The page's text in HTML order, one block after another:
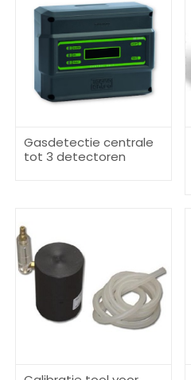
Gasdetectie centrale
tot 3 detectoren